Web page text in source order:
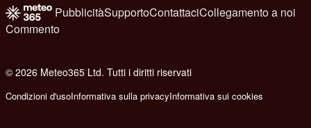
PubblicitàSupportoContattaciCollegamento a noi
Commento
© 2026 Meteo365 Ltd. Tutti i diritti riservati
Condizioni d'usoInformativa sulla privacyInformativa sui cookies